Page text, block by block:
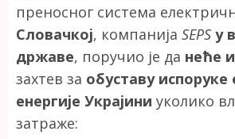
преносног система
Словачкој, компанија SEPS у
државе, поручио је да неће
захтев за обуставу испоруке
енергије Украјини уколико
затраже: